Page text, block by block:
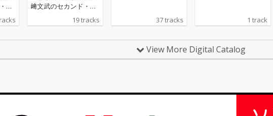
ア
﨑文武のセカンド・ア
19 tracks 37 tracks 1 track
View More Digital Catalog